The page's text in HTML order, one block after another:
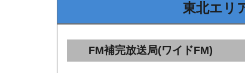
東北エリ
FM補完放送局(ワイドFM)